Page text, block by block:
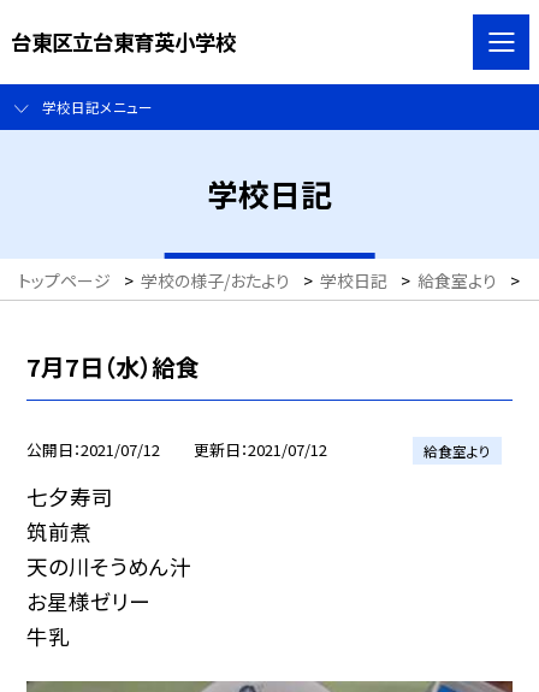
台東区立台東育英小学校
学校日記メニュー
学校日記
トップページ > 学校の様子/おたより > 学校日記 > 給食室より >
7月7日（水）給食
公開日 2021/07/12 更新日 2021/07/12 給食室より
七夕寿司
筑前煮
天の川そうめん汁
お星様ゼリー
牛乳